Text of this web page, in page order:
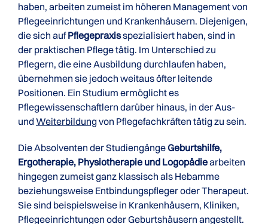
haben, arbeiten zumeist im höheren Management von
Pflegeeinrichtungen und Krankenhäusern. Diejenigen,
die sich aufPflegepraxisspezialisiert haben, sind in
der praktischen Pflege tätig. Im Unterschied zu
Pflegern, die eine Ausbildung durchlaufen haben,
übernehmen sie jedoch weitaus öfter leitende
Positionen. Ein Studium ermöglicht es
Pflegewissenschaftlern darüber hinaus, in der Aus-
und Weiterbildung von Pflegefachkräften tätig zu sein.
Die Absolventen der StudiengängeGeburtshilfe,
Ergotherapie, Physiotherapie und Logopädiearbeiten
hingegen zumeist ganz klassisch als Hebamme
beziehungsweise Entbindungspfleger oder Therapeut.
Sie sind beispielsweise in Krankenhäusern, Kliniken,
Pflegeeinrichtungen oder Geburtshäusern angestellt.